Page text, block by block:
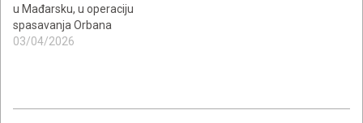
u Mađarsku, u operaciju
spasavanja Orbana
03/04/2026